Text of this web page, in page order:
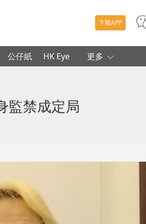
下載APP
公仔紙 HK Eye 更多
監禁成定局